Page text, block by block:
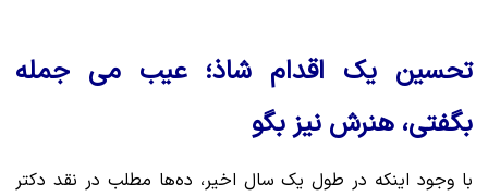
تحسین یک اقدام شاذ؛ عیب می جمله
بگفتی، هنرش نیز بگو
با وجود اینکه در طول یک سال اخیر، ده‌ها مطلب در نقد دکتر